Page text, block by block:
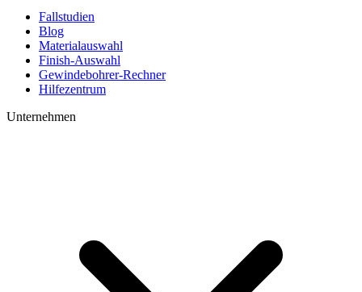
Fallstudien
Blog
Materialauswahl
Finish-Auswahl
Gewindebohrer-Rechner
Hilfezentrum
Unternehmen